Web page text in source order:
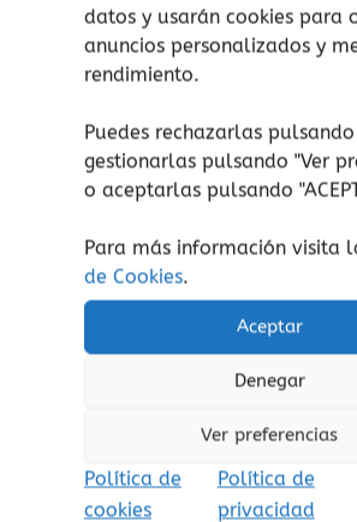
datos y usarán cookies para
anuncios personalizados y
rendimiento.
Puedes rechazarlas pulsando
gestionarlas pulsando "Ver
o aceptarlas pulsando
Para más información visita
de Cookies.
Aceptar
Denegar
Ver preferencias
Política de
cookies
Política de
privacidad
Iti, el pequeño Manatí – ¡Juntos
una historia tierna y divertida en
álbum con ilustraciones a todo
Letra mayúscula